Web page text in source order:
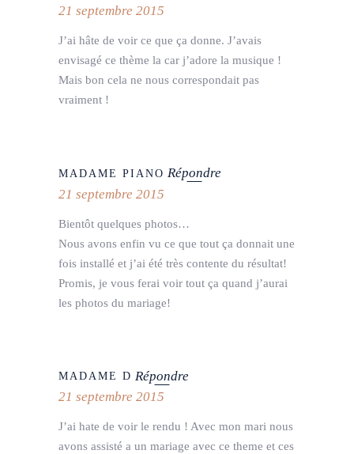
21 septembre 2015
J’ai hâte de voir ce que ça donne. J’avais
envisagé ce thème la car j’adore la musique !
Mais bon cela ne nous correspondait pas
vraiment !
MADAME PIANO Répondre
21 septembre 2015
Bientôt quelques photos…
Nous avons enfin vu ce que tout ça donnait une
fois installé et j’ai été très contente du résultat!
Promis, je vous ferai voir tout ça quand j’aurai
les photos du mariage!
MADAME D Répondre
21 septembre 2015
J’ai hate de voir le rendu ! Avec mon mari nous
avons assisté a un mariage avec ce theme et ces